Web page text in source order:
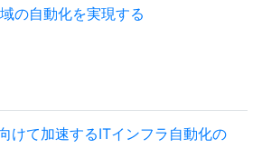
の自動化を実現する
けて加速するITインフラ自動化の